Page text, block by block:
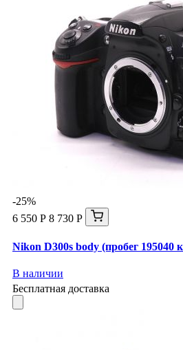
-25%
6 550 Р 8 730 Р
Nikon D300s body (пробег 195040
В наличии
Бесплатная доставка